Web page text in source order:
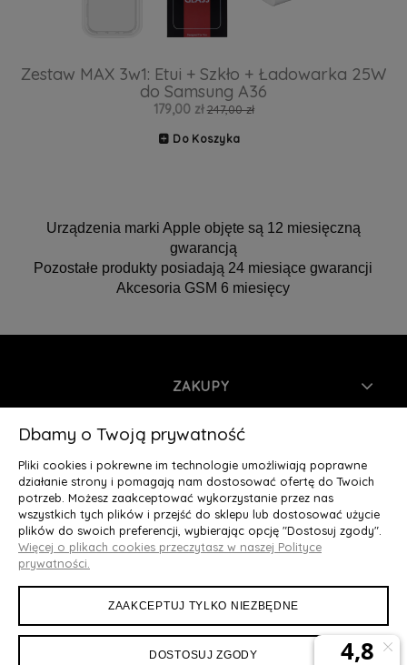
Zestaw MAX 3w1: Etui + Szkło + Ładowarka 25W
do Samsung A36
179,00 zł 247,00 zł
Do Koszyka
Urządzenia marki Apple objęte są 12 miesięczną
gwarancją
Pozostałe produkty posiadają 24 miesiące gwarancji
Akcesoria GSM 6 miesięcy
ZAKUPY
INFORMACJE
MOJE KONTO
O NAS
Deluxury.pl
Dbamy o Twoją prywatność
Pliki cookies i pokrewne im technologie umożliwiają poprawne
działanie strony i pomagają nam dostosować ofertę do Twoich
potrzeb. Możesz zaakceptować wykorzystanie przez nas
wszystkich tych plików i przejść do sklepu lub dostosować użycie
plików do swoich preferencji, wybierając opcję "Dostosuj zgody".
Więcej o plikach cookies przeczytasz w naszej Polityce
prywatności.
ZAAKCEPTUJ TYLKO NIEZBĘDNE
DOSTOSUJ ZGODY